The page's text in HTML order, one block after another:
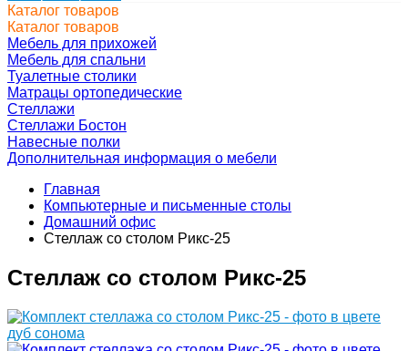
Каталог товаров
Каталог товаров
Мебель для прихожей
Мебель для спальни
Туалетные столики
Матрацы ортопедические
Стеллажи
Стеллажи Бостон
Навесные полки
Дополнительная информация о мебели
Главная
Компьютерные и письменные столы
Домашний офис
Стеллаж со столом Рикс-25
Стеллаж со столом Рикс-25